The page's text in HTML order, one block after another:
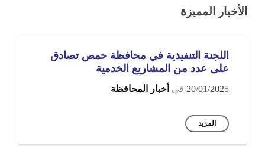
الأخبار المميزة
اللجنة التنفيذية في محافظة حمص تصادق
على عدد من المشاريع الخدمية
20/01/2025 في أخبار المحافظة
المزيد